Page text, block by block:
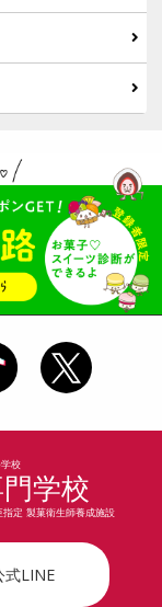
校
学校
指定 製菓衛生師養成施設
LINE